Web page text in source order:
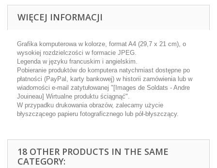
WIĘCEJ INFORMACJI
Grafika komputerowa w kolorze, format A4 (29,7 x 21 cm), o
wysokiej rozdzielczości w formacie JPEG.
Legenda w języku francuskim i angielskim.
Pobieranie produktów do komputera natychmiast dostępne po
płatności (PayPal, karty bankowej) w historii zamówienia lub w
wiadomości e-mail zatytułowanej "[Images de Soldats - Andre
Jouineau] Wirtualne produktu ściągnąć".
W przypadku drukowania obrazów, zalecamy użycie
błyszczącego papieru fotograficznego lub pół-błyszczący.
18 OTHER PRODUCTS IN THE SAME
CATEGORY: